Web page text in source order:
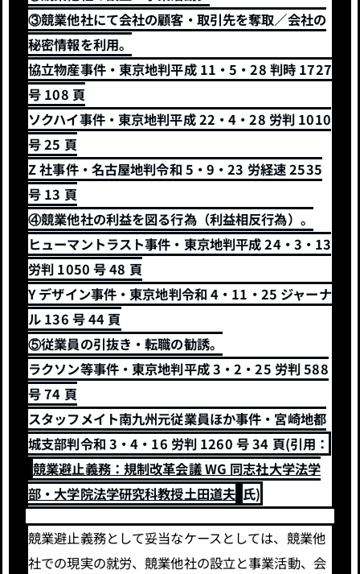
③競業他社にて会社の顧客・取引先を奪取／会社の
秘密情報を利用。
協立物産事件・東京地判平成 11・5・28 判時 1727
号 108 頁
ソクハイ事件・東京地判平成 22・4・28 労判 1010
号 25 頁
Z 社事件・名古屋地判令和 5・9・23 労経速 2535
号 13 頁
④競業他社の利益を図る行為（利益相反行為）。
ヒューマントラスト事件・東京地判平成 24・3・13
労判 1050 号 48 頁
Y デザイン事件・東京地判令和 4・11・25 ジャーナ
ル 136 号 44 頁
⑤従業員の引抜き・転職の勧誘。
ラクソン等事件・東京地判平成 3・2・25 労判 588
号 74 頁
スタッフメイト南九州元従業員ほか事件・宮崎地都
城支部判令和 3・4・16 労判 1260 号 34 頁(引用：
競業避止義務：規制改革会議 WG 同志社大学法学
部・大学院法学研究科教授土田道夫 氏)
競業避止義務として妥当なケースとしては、競業他
社での現実の就労、競業他社の設立と事業活動、会